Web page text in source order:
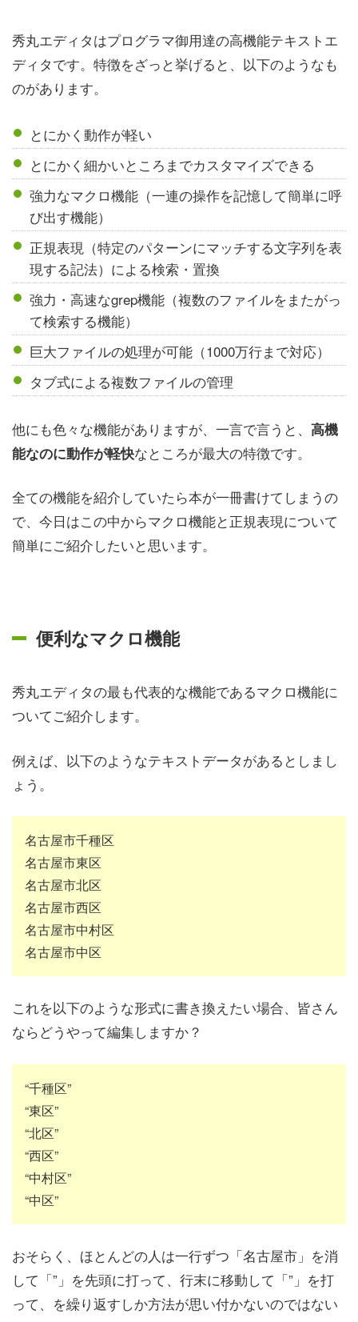
秀丸エディタはプログラマ御用達の高機能テキストエ
ディタです。特徴をざっと挙げると、以下のようなも
のがあります。
とにかく動作が軽い
とにかく細かいところまでカスタマイズできる
強力なマクロ機能（一連の操作を記憶して簡単に呼
び出す機能）
正規表現（特定のパターンにマッチする文字列を表
現する記法）による検索・置換
強力・高速なgrep機能（複数のファイルをまたがっ
て検索する機能）
巨大ファイルの処理が可能（1000万行まで対応）
タブ式による複数ファイルの管理
他にも色々な機能がありますが、一言で言うと、 高機
能なのに動作が軽快なところが最大の特徴です。
全ての機能を紹介していたら本が一冊書けてしまうの
で、今日はこの中からマクロ機能と正規表現について
簡単にご紹介したいと思います。
便利なマクロ機能
秀丸エディタの最も代表的な機能であるマクロ機能に
ついてご紹介します。
例えば、以下のようなテキストデータがあるとしまし
ょう。
名古屋市千種区
名古屋市東区
名古屋市北区
名古屋市西区
名古屋市中村区
名古屋市中区
これを以下のような形式に書き換えたい場合、皆さん
ならどうやって編集しますか？
“千種区”
“東区”
“北区”
“西区”
“中村区”
“中区”
おそらく、ほとんどの人は一行ずつ「名古屋市」を消
して「”」を先頭に打って、行末に移動して「”」を打
って、を繰り返すしか方法が思い付かないのではない